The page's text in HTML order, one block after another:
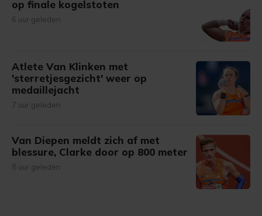
op finale kogelstoten
6 uur geleden
Atlete Van Klinken met
'sterretjesgezicht' weer op
medaillejacht
7 uur geleden
Van Diepen meldt zich af met
blessure, Clarke door op 800 meter
8 uur geleden